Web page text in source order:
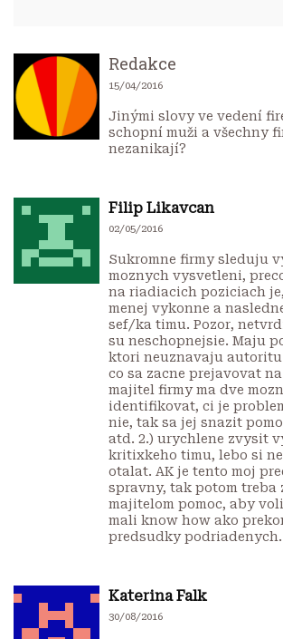
Redakce
15/04/2016
Jinými slovy ve vedení
schopní muži a všechny
nezanikají?
Filip Likavcan
02/05/2016
Sukromne firmy sleduju
moznych vysvetleni,
na riadiacich poziciach
menej vykonne a
sef/ka timu. Pozor,
su neschopnejsie. Maju
ktori neuznavaju autoritu
co sa zacne prejavovat
majitel firmy ma dve
identifikovat, ci je
nie, tak sa jej snazit
atd. 2.) urychlene zvysit
kritixkeho timu, lebo si
otalat. AK je tento moj
spravny, tak potom treba
majitelom pomoc, aby
mali know how ako
predsudky podriadenych.
Katerina Falk
30/08/2016